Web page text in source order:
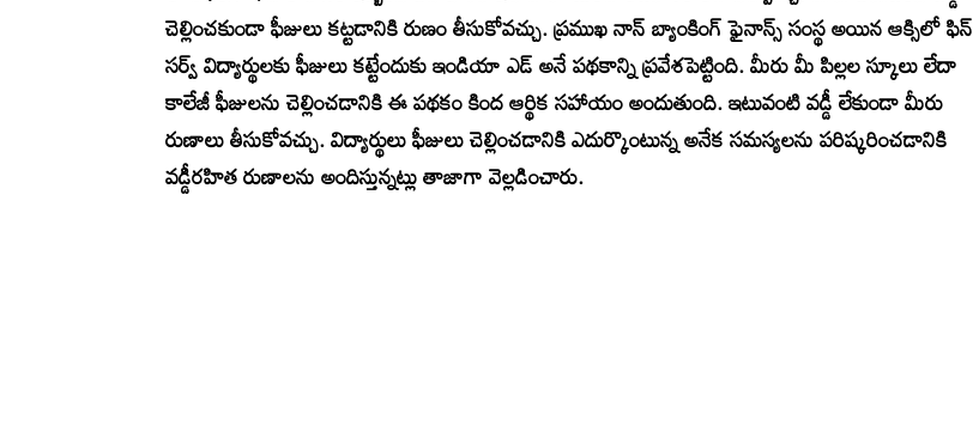
చెల్లించకుండా ఫీజులు కట్టడానికి రుణం తీసుకోవచ్చు. ప్రముఖ నాన్ బ్యాంకింగ్ ఫైనాన్స్ సంస్థ అయిన ఆక్సిలో ఫిన్
సర్వ్ విద్యార్థులకు ఫీజులు కట్టేందుకు ఇండియా ఎడ్ అనే పథకాన్ని ప్రవేశపెట్టింది. మీరు మీ పిల్లల స్కూలు లేదా
కాలేజీ ఫీజులను చెల్లించడానికి ఈ పథకం కింద ఆర్థిక సహాయం అందుతుంది. ఇటువంటి వడ్డీ లేకుండా మీరు
రుణాలు తీసుకోవచ్చు. విద్యార్థులు ఫీజులు చెల్లించడానికి ఎదుర్కొంటున్న అనేక సమస్యలను పరిష్కరించడానికి
వడ్డీరహిత రుణాలను అందిస్తున్నట్లు తాజాగా వెల్లడించారు.